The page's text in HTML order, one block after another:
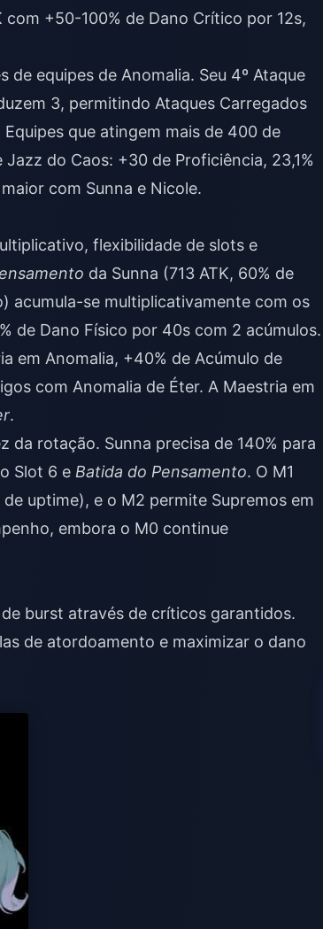
+50-100% de Dano Crítico por 12s,
de equipes de Anomalia. Seu 4º Ataque
3, permitindo Ataques Carregados
Equipes que atingem mais de 400 de
do Caos: +30 de Proficiência, 23,1%
com Sunna e Nicole.
flexibilidade de slots e
da Sunna (713 ATK, 60% de
acumula-se multiplicativamente com os
de Dano Físico por 40s com 2 acúmulos.
em Anomalia, +40% de Acúmulo de
com Anomalia de Éter. A Maestria em
.
da rotação. Sunna precisa de 140% para
Slot 6 e Batida do Pensamento. O M1
de uptime), e o M2 permite Supremos em
embora o M0 continue
burst através de críticos garantidos.
de atordoamento e maximizar o dano